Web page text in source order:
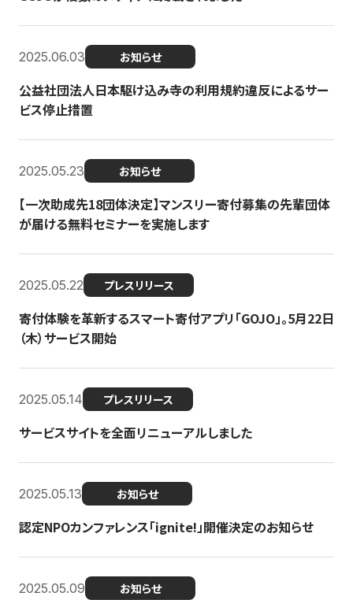
2025.06.03 お知らせ
公益社団法人日本駆け込み寺の利用規約違反によるサー
ビス停止措置
2025.05.23 お知らせ
【一次助成先18団体決定】マンスリー寄付募集の先輩団体
が届ける無料セミナーを実施します
2025.05.22 プレスリリース
寄付体験を革新するスマート寄付アプリ「GOJO」。5月22日
（木）サービス開始
2025.05.14 プレスリリース
サービスサイトを全面リニューアルしました
2025.05.13 お知らせ
認定NPOカンファレンス「ignite!」開催決定のお知らせ
2025.05.09 お知らせ